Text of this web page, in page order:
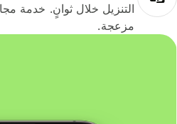
التنزيل خلال ثوانٍ. خدمة
مزعجة.